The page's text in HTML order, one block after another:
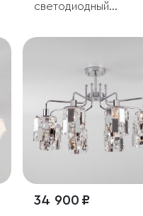
светодиодный
34 900 ₽